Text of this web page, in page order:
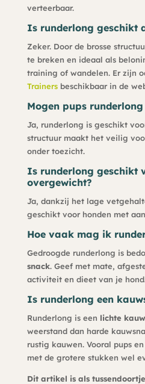
verteerbaar.
Is runderlong geschikt
Zeker. Door de brosse
te breken en ideaal als
training of wandelen. Er zijn
Trainersbeschikbaar in de
Mogen pups runderlong
Ja, runderlong is geschikt
structuur maakt het veilig
onder toezicht.
Is runderlong geschikt
overgewicht?
Ja, dankzij het lage
geschikt voor honden met
Hoe vaak mag ik
Gedroogde runderlong is
snack. Geef met mate,
activiteit en dieet van je
Is runderlong een
Runderlong is een lichte
weerstand dan harde
rustig kauwen. Vooral pups
met de grotere stukken wel
Dit artikel is als